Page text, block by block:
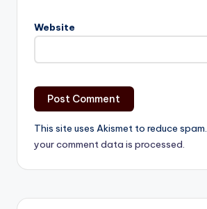
Website
This site uses Akismet to reduce spam.
your comment data is processed.